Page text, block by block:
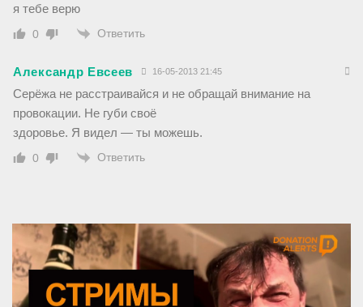
я тебе верю
0 Ответить
Александр Евсеев 16-05-2013 21:45
Серёжа не расстраивайся и не обращай внимание на
провокации. Не губи своё
здоровье. Я видел — ты можешь.
0 Ответить